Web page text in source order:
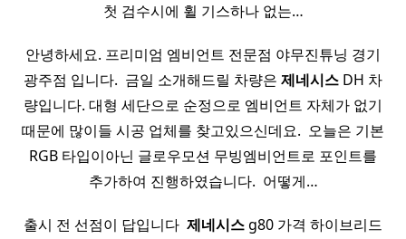
첫 검수시에 휠 기스하나 없는…
안녕하세요. 프리미엄 엠비언트 전문점 야무진튜닝 경기
광주점 입니다. ​ 금일 소개해드릴 차량은 제네시스 DH 차
량입니다. 대형 세단으로 순정으로 엠비언트 자체가 없기
때문에 많이들 시공 업체를 찾고있으신데요. ​ 오늘은 기본
RGB 타입이아닌 글로우모션 무빙엠비언트로 포인트를
추가하여 진행하였습니다. ​ 어떻게…
출시 전 선점이 답입니다 ​ 제네시스g80 가격 하이브리드